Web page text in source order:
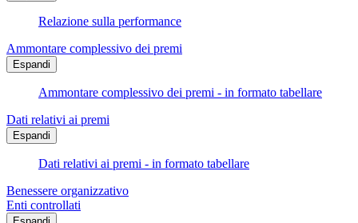
Relazione sulla performance
Ammontare complessivo dei premi
Espandi
Ammontare complessivo dei premi - in formato tabellare
Dati relativi ai premi
Espandi
Dati relativi ai premi - in formato tabellare
Benessere organizzativo
Enti controllati